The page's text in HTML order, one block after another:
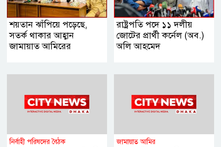
শয়তান ঝাঁপিয়ে পড়েছে,
সতর্ক থাকার আহ্বান
জামায়াত আমিরের
রাষ্ট্রপতি পদে ১১ দলীয়
জোটের প্রার্থী কর্নেল (অব.)
অলি আহমেদ
নির্বাহী পরিষদের বৈঠক জামায়াত আমির